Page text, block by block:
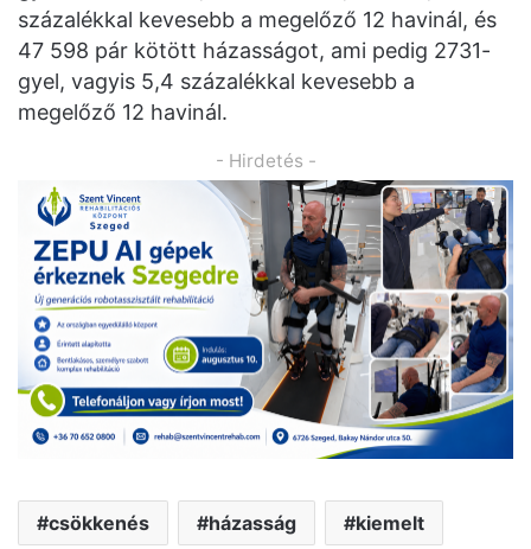
százalékkal kevesebb a megelőző 12 havinál, és
47 598 pár kötött házasságot, ami pedig 2731-
gyel, vagyis 5,4 százalékkal kevesebb a
megelőző 12 havinál.
- Hirdetés -
csökkenés házasság kiemelt